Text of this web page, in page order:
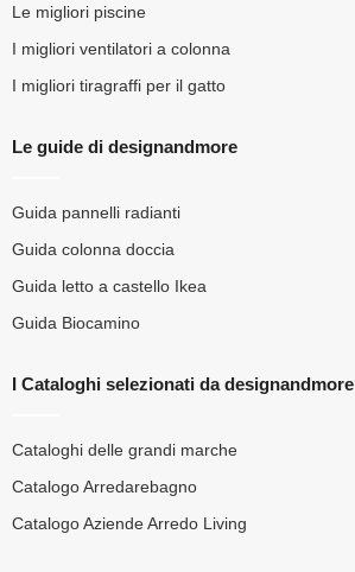
Le migliori piscine
I migliori ventilatori a colonna
I migliori tiragraffi per il gatto
Le guide di designandmore
Guida pannelli radianti
Guida colonna doccia
Guida letto a castello Ikea
Guida Biocamino
I Cataloghi selezionati da designandmore
Cataloghi delle grandi marche
Catalogo Arredarebagno
Catalogo Aziende Arredo Living